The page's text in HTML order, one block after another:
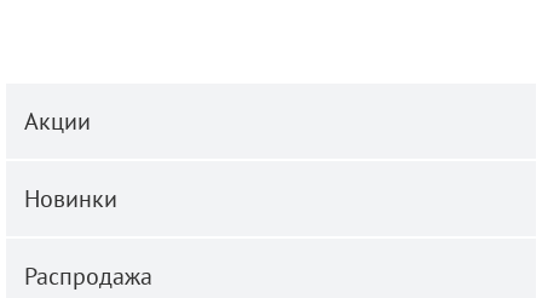
Акции
Новинки
Распродажа